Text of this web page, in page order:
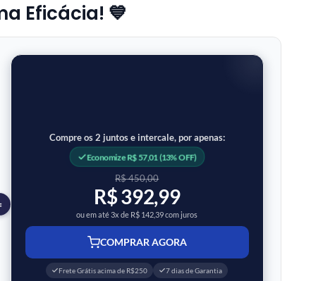
Eficácia! 💙
Compre os 2 juntos e intercale, por apenas:
Economize R$ 57,01 (13% OFF)
R$ 450,00
R$ 392,99
ou em até 3x de R$ 142,39 com juros
COMPRAR AGORA
Frete Grátis acima de R$250 7 dias de Garantia